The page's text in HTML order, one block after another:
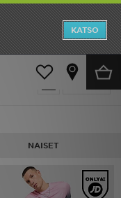
KATSO
Suodata
NAISET